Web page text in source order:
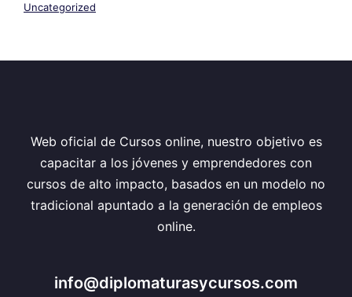
Uncategorized
Web oficial de Cursos online, nuestro objetivo es
capacitar a los jóvenes y emprendedores con
cursos de alto impacto, basados en un modelo no
tradicional apuntado a la generación de empleos
online.
info@diplomaturasycursos.com